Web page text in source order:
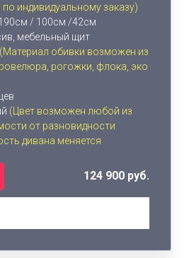
индивидуальному заказу)
/ 100см /42см
мебельный щит
(Материал обивки возможен из
рогожки, флока, эко
(Цвет возможен любой из
от разновидности
дивана меняется
124 900 руб.